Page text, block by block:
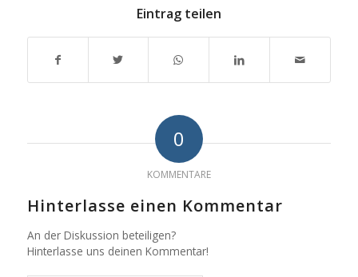
Eintrag teilen
0
KOMMENTARE
Hinterlasse einen Kommentar
An der Diskussion beteiligen?
Hinterlasse uns deinen Kommentar!